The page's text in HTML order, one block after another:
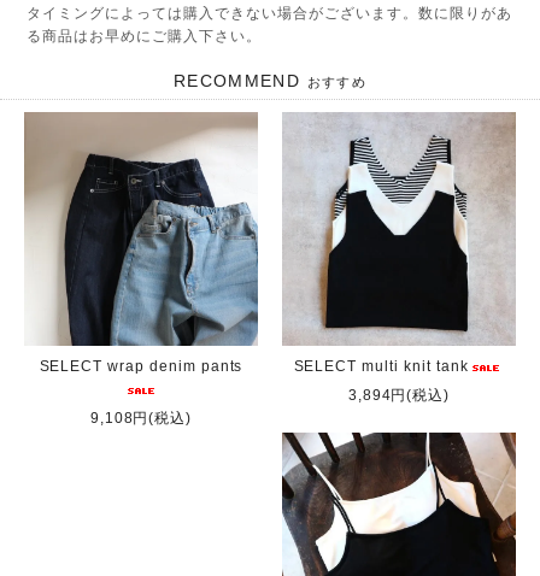
タイミングによっては購入できない場合がございます。数に限りがあ
る商品はお早めにご購入下さい。
RECOMMEND おすすめ
SELECT wrap denim pants
9,108円(税込)
SELECT multi knit tank
3,894円(税込)